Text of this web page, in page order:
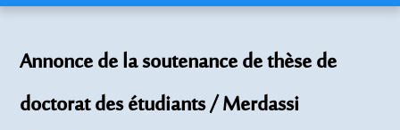
Annonce de la soutenance de thèse de
doctorat des étudiants / Merdassi